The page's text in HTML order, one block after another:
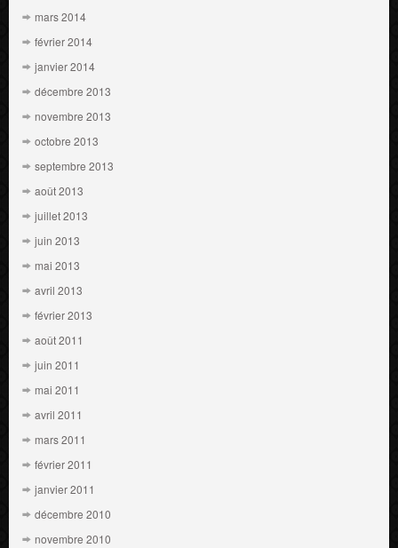
mars 2014
février 2014
janvier 2014
décembre 2013
novembre 2013
octobre 2013
septembre 2013
août 2013
juillet 2013
juin 2013
mai 2013
avril 2013
février 2013
août 2011
juin 2011
mai 2011
avril 2011
mars 2011
février 2011
janvier 2011
décembre 2010
novembre 2010